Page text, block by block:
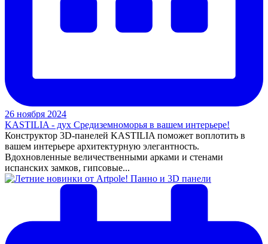
26 ноября 2024
KASTILIA - дух Средиземноморья в вашем интерьере!
Конструктор 3D-панелей KASTILIA поможет воплотить в
вашем интерьере архитектурную элегантность.
Вдохновленные величественными арками и стенами
испанских замков, гипсовые...